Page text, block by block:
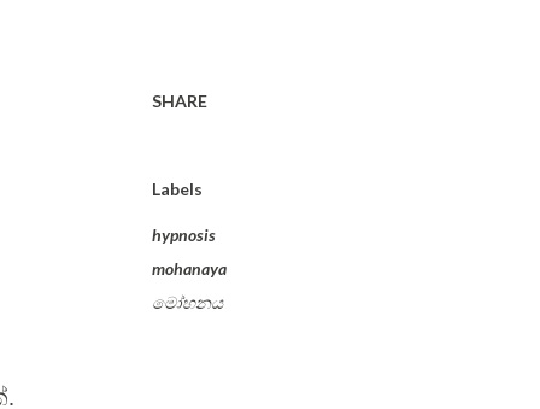
SHARE
Labels
hypnosis
mohanaya
මෝහනය